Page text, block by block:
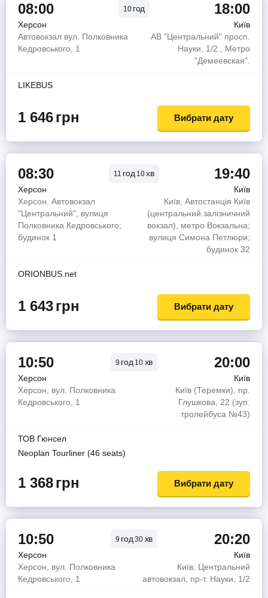
08:00 10 год 18:00
Херсон
Київ
Автовокзал вул. Полковника
Кедровського, 1
АВ "Центральний" просп.
Науки, 1/2., Метро
"Демеевская".
LIKEBUS
1 646грн Вибрати дату
08:30 11 год10хв 19:40
Херсон
Київ
Херсон, Автовокзал
"Центральний", вулиця
Полковника Кедровського;
будинок 1
Київ, Автостанція Київ
(центральний залізничний
вокзал), метро Вокзальна;
вулиця Симона Петлюри;
будинок 32
ORIONBUS.net
1 643грн Вибрати дату
10:50 9 год10 хв 20:00
Херсон
Київ
Херсон, вул. Полковника
Кедровського, 1
Київ (Теремки), пр.
Глушкова, 22 (зуп.
тролейбуса №43)
ТОВ Гюнсел
Neoplan Tourliner (46 seats)
1 368грн Вибрати дату
10:50 9 год30 хв 20:20
Херсон
Київ
Херсон, вул. Полковника
Кедровського, 1
Київ, Центральний
автовокзал, пр-т. Науки, 1/2